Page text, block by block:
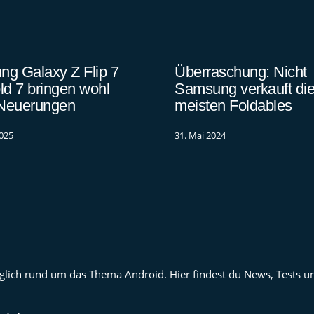
Galaxy Z Flip 7
7 bringen wohl
Überraschung: Nicht
Samsung verkauft die
meisten Foldables
31. Mai 2024
rund um das Thema Android. Hier findest du News, Tests